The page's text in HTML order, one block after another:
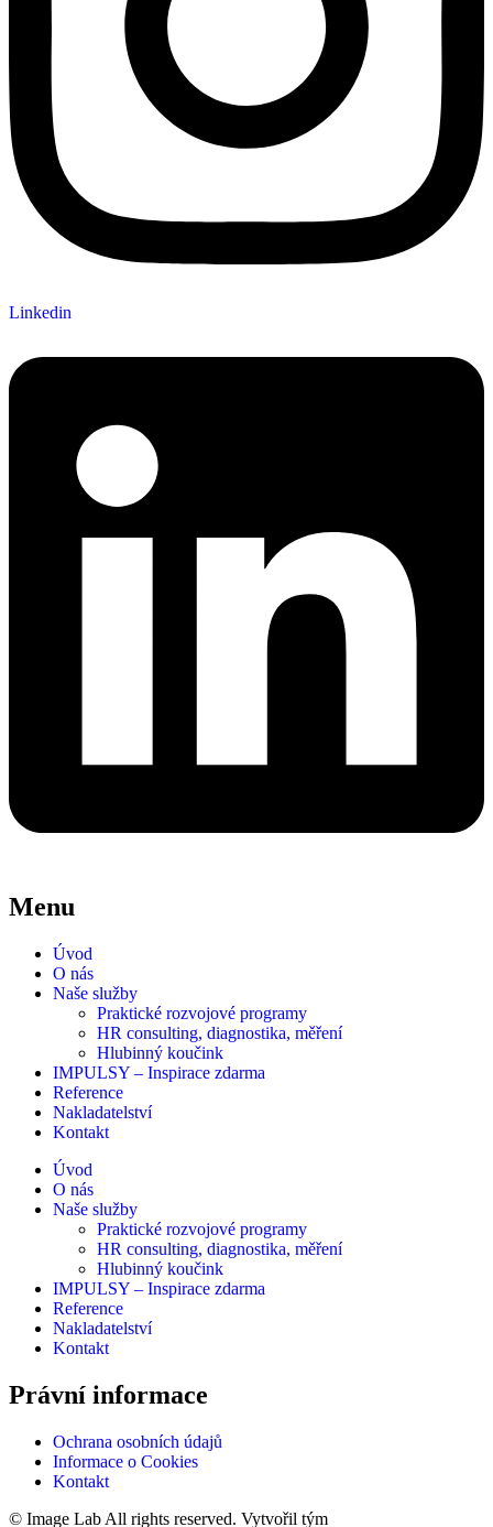
Linkedin
Menu
Úvod
O nás
Naše služby
Praktické rozvojové programy
HR consulting, diagnostika, měření
Hlubinný koučink
IMPULSY – Inspirace zdarma
Reference
Nakladatelství
Kontakt
Úvod
O nás
Naše služby
Praktické rozvojové programy
HR consulting, diagnostika, měření
Hlubinný koučink
IMPULSY – Inspirace zdarma
Reference
Nakladatelství
Kontakt
Právní informace
Ochrana osobních údajů
Informace o Cookies
Kontakt
© Image Lab All rights reserved. Vytvořil tým